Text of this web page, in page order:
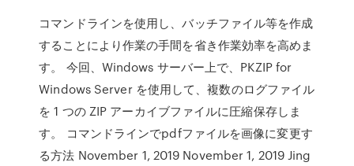
コマンドラインを使用し、バッチファイル等を作成
することにより作業の手間を省き作業効率を高めま
す。 今回、Windows サーバー上で、PKZIP for
Windows Server を使用して、複数のログファイル
を 1 つの ZIP アーカイブファイルに圧縮保存しま
す。 コマンドラインでpdfファイルを画像に変更す
る方法 November 1, 2019 November 1, 2019 Jing